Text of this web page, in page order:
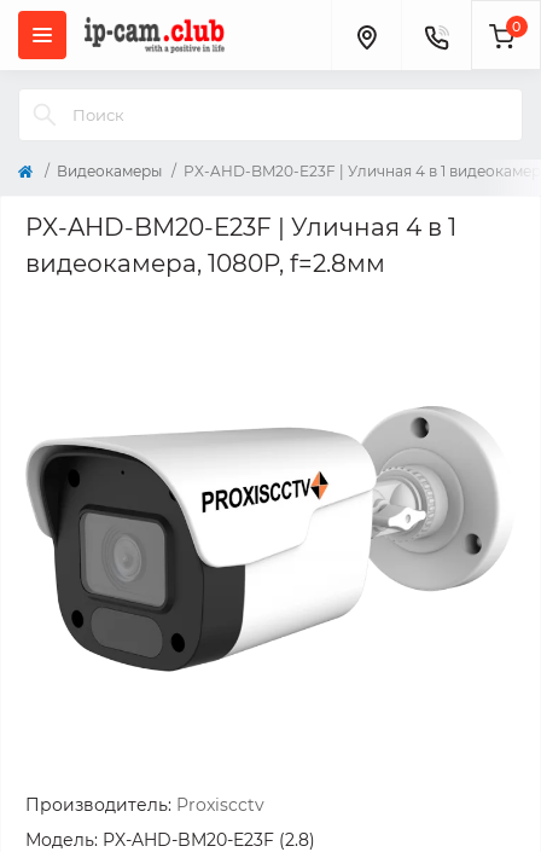
0
Видеокамеры PX-AHD-BM20-E23F | Уличная 4 в 1
PX-AHD-BM20-E23F | Уличная 4 в 1
видеокамера, 1080P, f=2.8мм
Производитель: Proxiscctv
Модель: PX-AHD-BM20-E23F (2.8)